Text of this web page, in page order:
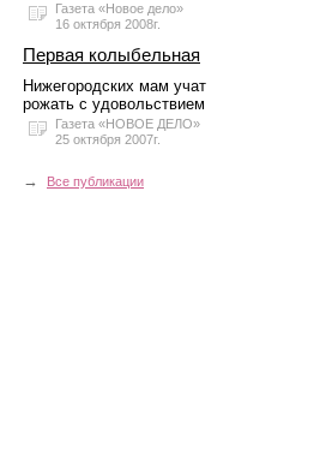
Газета «Новое дело»
16 октября 2008г.
Первая колыбельная
Нижегородских мам учат
рожать с удовольствием
Газета «НОВОЕ ДЕЛО»
25 октября 2007г.
→ Все публикации